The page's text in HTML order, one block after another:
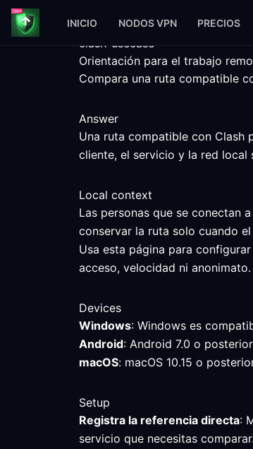
INICIO NODOS VPN PRECIOS
clash-usecase
Orientación para el trabajo
Compara una ruta compatible
Answer
Una ruta compatible con Clash
cliente, el servicio y la red local
Local context
Las personas que se conectan
conservar la ruta solo cuando
Usa esta página para
acceso, velocidad ni anonimato.
Devices
Windows: Windows es
Android: Android 7.0 o
macOS: macOS 10.15 o
Setup
Registra la referencia directa:
servicio que necesitas comparar.